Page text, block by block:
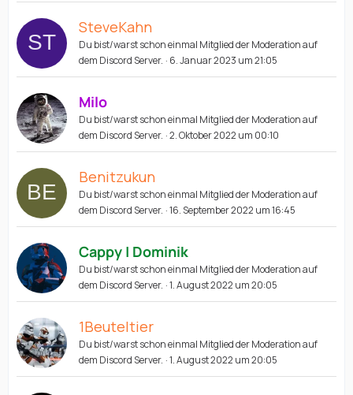
SteveKahn
Du bist/warst schon einmal Mitglied der Moderation auf
dem Discord Server. 6. Januar 2023 um 21:05
Milo
Du bist/warst schon einmal Mitglied der Moderation auf
dem Discord Server. 2. Oktober 2022 um 00:10
Benitzukun
Du bist/warst schon einmal Mitglied der Moderation auf
dem Discord Server. 16. September 2022 um 16:45
Cappy | Dominik
Du bist/warst schon einmal Mitglied der Moderation auf
dem Discord Server. 1. August 2022 um 20:05
1Beuteltier
Du bist/warst schon einmal Mitglied der Moderation auf
dem Discord Server. 1. August 2022 um 20:05